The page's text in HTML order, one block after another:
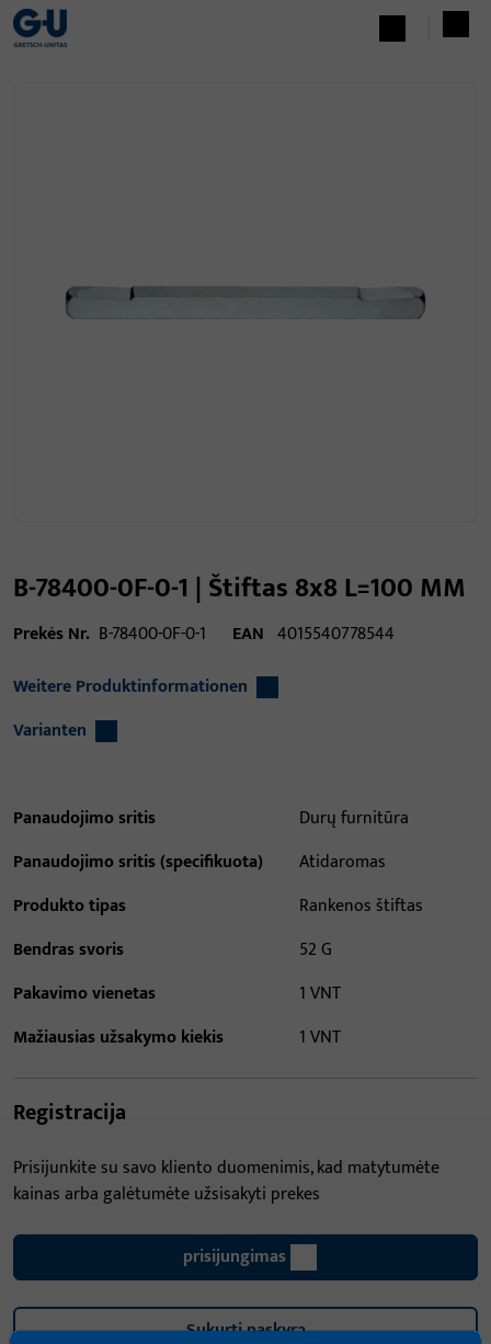
B-78400-0F-0-1 | Štiftas 8x8 L=100 MM
Prekės Nr. B-78400-0F-0-1 EAN 4015540778544
Weitere Produktinformationen
Varianten
Panaudojimo sritis
Durų furnitūra
Panaudojimo sritis (specifikuota)
Atidaromas
Produkto tipas
Rankenos štiftas
Bendras svoris
52 G
Pakavimo vienetas
1 VNT
Mažiausias užsakymo kiekis
1 VNT
Registracija
Prisijunkite su savo kliento duomenimis, kad matytumėte
kainas arba galėtumėte užsisakyti prekes
prisijungimas
Sukurti paskyrą